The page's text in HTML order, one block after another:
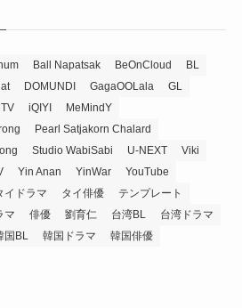
Ball Napatsak BeOnCloud
BL
DOMUNDI GagaOOLala
GL
iQIYI
MeMindY
Pearl Satjakorn Chalard
Studio WabiSabi U-NEXT
Viki
Yin Anan YinWar
YouTube
イドラマ タイ俳優
テンプレート
マ 俳優 劉育仁 台湾BL
台湾ドラマ
国BL 韓国ドラマ 韓国俳優